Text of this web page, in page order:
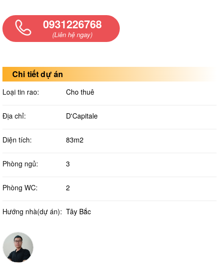
0931226768
(Liên hệ ngay)
Chi tiết dự án
Loại tin rao: Cho thuê
Địa chỉ: D'Capitale
Diện tích: 83m2
Phòng ngủ: 3
Phòng WC: 2
Hướng nhà(dự án): Tây Bắc